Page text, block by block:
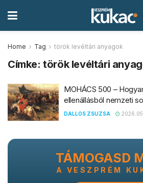
Home Tag török levéltári anyagok
Címke:török levéltári
MOHÁCS 500 –
ellenállásból nemzeti
DALLOS ZSUZSA
TÁMOGASD
A VESZPRÉM